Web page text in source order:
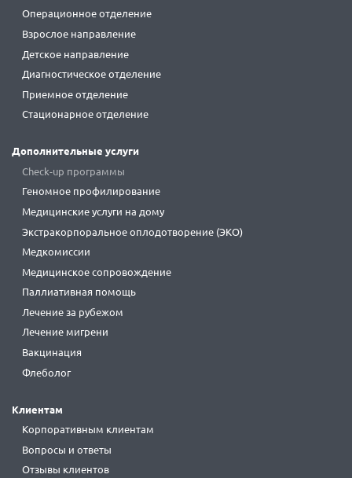
Операционное отделение
Взрослое направление
Детское направление
Диагностическое отделение
Приемное отделение
Стационарное отделение
Дополнительные услуги
Check-up программы
Геномное профилирование
Медицинские услуги на дому
Экстракорпоральное оплодотворение (ЭКО)
Медкомиссии
Медицинское сопровождение
Паллиативная помощь
Лечение за рубежом
Лечение мигрени
Вакцинация
Флеболог
Клиентам
Корпоративным клиентам
Вопросы и ответы
Отзывы клиентов